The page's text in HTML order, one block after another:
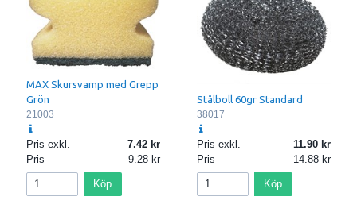
MAX Skursvamp med Grepp
Grön
21003
Pris exkl.
7.42
Pris
9.28
Köp
Stålboll 60gr Standard
38017
Pris exkl.
11.90
Pris
14.88
Köp